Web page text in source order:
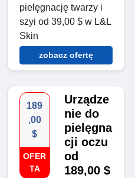
pielęgnację twarzy i
szyi od 39,00 $ w L&L
Skin
zobacz ofertę
189
,00
$
OFER
TA
Urządze
nie do
pielęgna
cji oczu
od
189,00 $